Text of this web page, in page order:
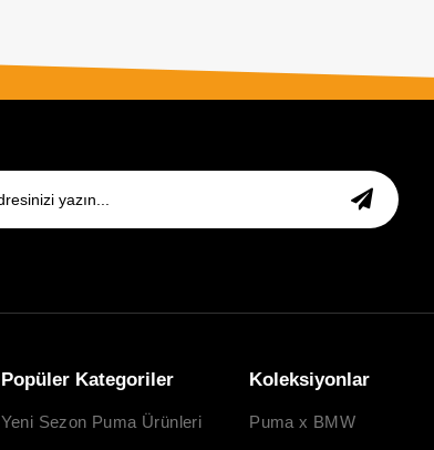
Popüler Kategoriler
Yeni Sezon Puma Ürünleri
Koleksiyonlar
Puma x BMW